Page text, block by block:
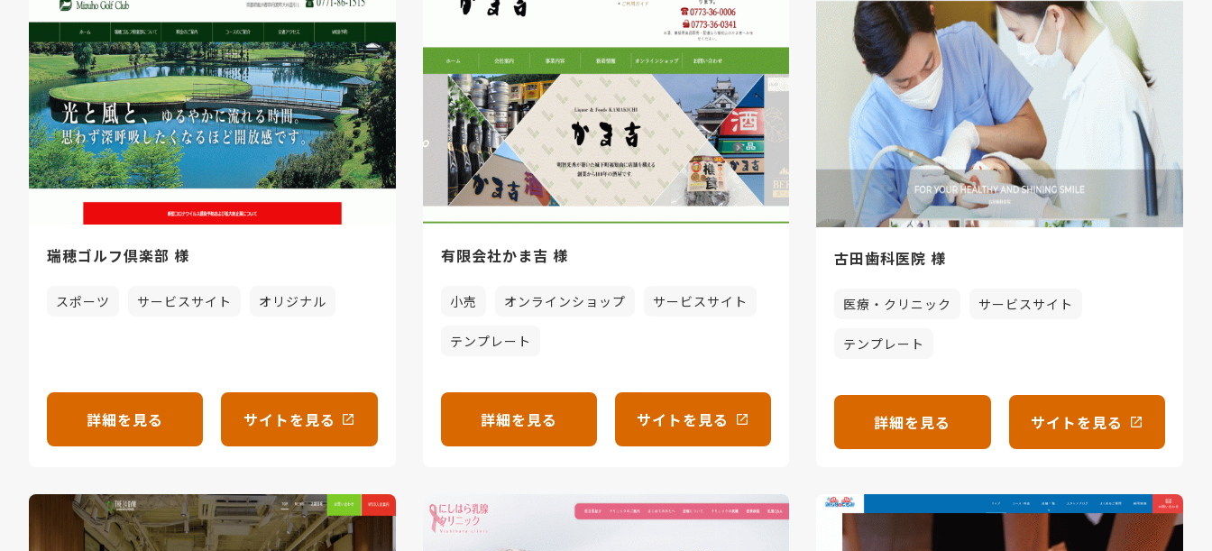
瑞穂ゴルフ倶楽部 様
スポーツ サービスサイト オリジナル
詳細を見る サイトを見る
有限会社かま吉 様
小売 オンラインショップ サービスサイト
テンプレート
詳細を見る サイトを見る
古田歯科医院 様
医療・クリニック サービスサイト
テンプレート
詳細を見る サイトを見る